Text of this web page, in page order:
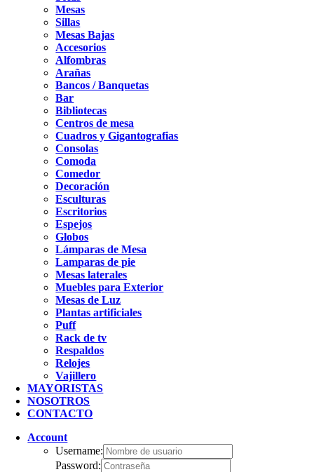
Mesas
Sillas
Mesas Bajas
Accesorios
Alfombras
Arañas
Bancos / Banquetas
Bar
Bibliotecas
Centros de mesa
Cuadros y Gigantografias
Consolas
Comoda
Comedor
Decoración
Esculturas
Escritorios
Espejos
Globos
Lámparas de Mesa
Lamparas de pie
Mesas laterales
Muebles para Exterior
Mesas de Luz
Plantas artificiales
Puff
Rack de tv
Respaldos
Relojes
Vajillero
MAYORISTAS
NOSOTROS
CONTACTO
Account
Username:
Password: